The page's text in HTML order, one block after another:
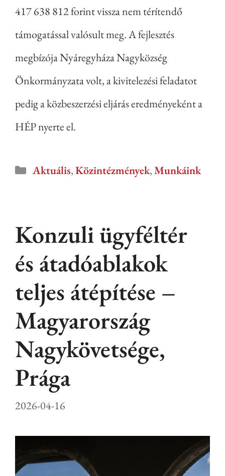
417 638 812 forint vissza nem térítendő
támogatással valósult meg. A fejlesztés
megbízója Nyáregyháza Nagyközség
Önkormányzata volt, a kivitelezési feladatot
pedig a közbeszerzési eljárás eredményeként a
HÉP nyerte el.
Aktuális,Közintézmények,Munkáink
Konzuli ügyféltér
és átadóablakok
teljes átépítése –
Magyarország
Nagykövetsége,
Prága
2026-04-16